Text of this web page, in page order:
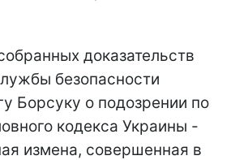
доказательств
безопасности
Борсуку о подозрении по
кодекса Украины -
измена, совершенная в